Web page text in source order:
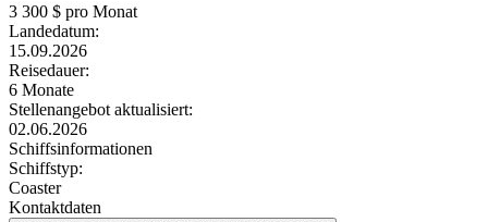
3 300 $ pro Monat
Landedatum:
15.09.2026
Reisedauer:
6 Monate
Stellenangebot aktualisiert:
02.06.2026
Schiffsinformationen
Schiffstyp:
Coaster
Kontaktdaten